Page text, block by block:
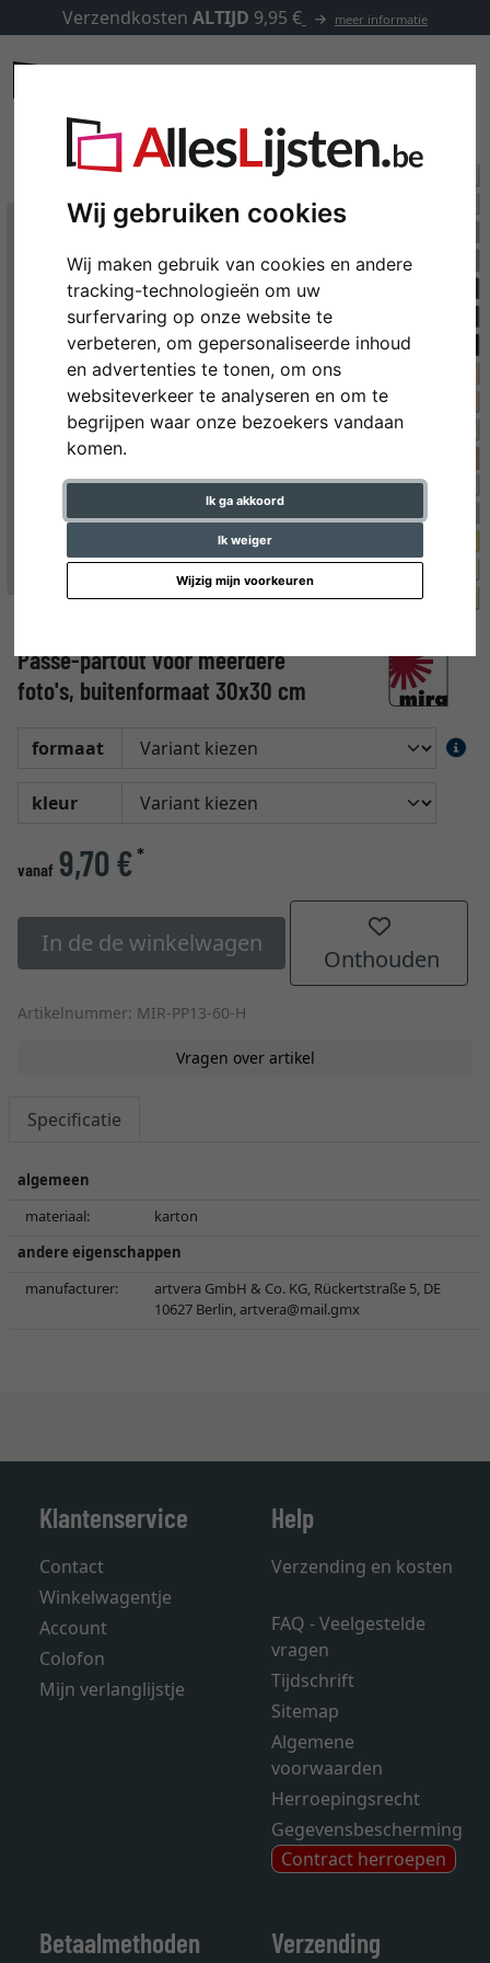
Wij gebruiken cookies
Wij maken gebruik van cookies en andere
tracking-technologieën om uw
surfervaring op onze website te
verbeteren, om gepersonaliseerde inhoud
en advertenties te tonen, om ons
websiteverkeer te analyseren en om te
begrijpen waar onze bezoekers vandaan
komen.
Ik ga akkoord
Ik weiger
Wijzig mijn voorkeuren
Verzendkosten ALTIJD 9,95 € meer informatie
Passe-partout voor meerdere
foto's, buitenformaat 30x30 cm
formaat
kleur
vanaf 9,70 €*
In de de winkelwagen
Onthouden
Artikelnummer: MIR-PP13-60-H
Vragen over artikel
Specificatie
algemeen
materiaal:
karton
andere eigenschappen
manufacturer:
artvera GmbH & Co. KG, Rückertstraße 5, DE
10627 Berlin,artvera@mail.gmx
Klantenservice
Contact
Winkelwagentje
Account
Colofon
Mijn verlanglijstje
Help
Verzending en kosten
FAQ - Veelgestelde
vragen
Tijdschrift
Sitemap
Algemene
voorwaarden
Herroepingsrecht
Gegevensbescherming
Contract herroepen
Betaalmethoden Verzending